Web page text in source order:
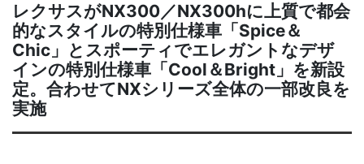
レクサスがNX300／NX300hに上質で都会
的なスタイルの特別仕様車「Spice＆
Chic」とスポーティでエレガントなデザ
インの特別仕様車「Cool＆Bright」を新設
定。合わせてNXシリーズ全体の一部改良を
実施